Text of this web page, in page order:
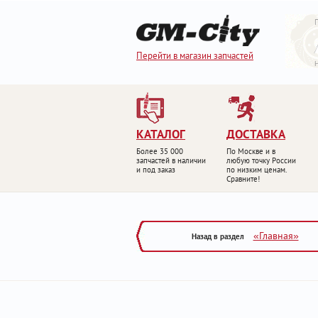
Перейти в магазин запчастей
КАТАЛОГ
Более 35 000
запчастей в наличии
и под заказ
ДОСТАВКА
По Москве и в
любую точку России
по низким ценам.
Сравните!
Назад в раздел «Главная»